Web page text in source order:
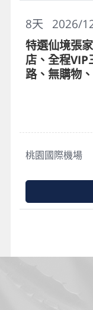
2026/
8天
特選仙境張
店、全程VIP
路、無購物
桃園國際機場